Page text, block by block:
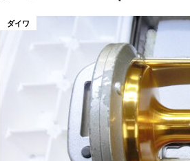
ダイワ